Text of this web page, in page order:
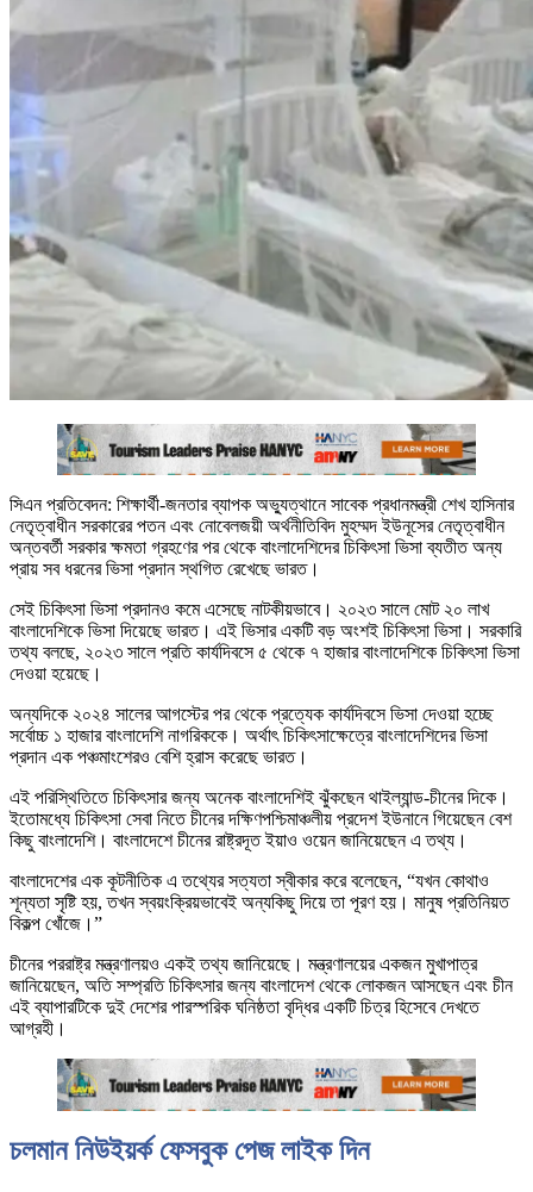
সিএন প্রতিবেদন: শিক্ষার্থী-জনতার ব্যাপক অভ্যুত্থানে সাবেক প্রধানমন্ত্রী শেখ হাসিনার
নেতৃত্বাধীন সরকারের পতন এবং নোবেলজয়ী অর্থনীতিবিদ মুহম্মদ ইউনূসের নেতৃত্বাধীন
অন্তবর্তী সরকার ক্ষমতা গ্রহণের পর থেকে বাংলাদেশিদের চিকিৎসা ভিসা ব্যতীত অন্য
প্রায় সব ধরনের ভিসা প্রদান স্থগিত রেখেছে ভারত।
সেই চিকিৎসা ভিসা প্রদানও কমে এসেছে নাটকীয়ভাবে। ২০২৩ সালে মোট ২০ লাখ
বাংলাদেশিকে ভিসা দিয়েছে ভারত। এই ভিসার একটি বড় অংশই চিকিৎসা ভিসা। সরকারি
তথ্য বলছে, ২০২৩ সালে প্রতি কার্যদিবসে ৫ থেকে ৭ হাজার বাংলাদেশিকে চিকিৎসা ভিসা
দেওয়া হয়েছে।
অন্যদিকে ২০২৪ সালের আগস্টের পর থেকে প্রত্যেক কার্যদিবসে ভিসা দেওয়া হচ্ছে
সর্বোচ্চ ১ হাজার বাংলাদেশি নাগরিককে। অর্থাৎ চিকিৎসাক্ষেত্রে বাংলাদেশিদের ভিসা
প্রদান এক পঞ্চমাংশেরও বেশি হ্রাস করেছে ভারত।
এই পরিস্থিতিতে চিকিৎসার জন্য অনেক বাংলাদেশিই ঝুঁকছেন থাইল্যান্ড-চীনের দিকে।
ইতোমধ্যে চিকিৎসা সেবা নিতে চীনের দক্ষিণপশ্চিমাঞ্চলীয় প্রদেশ ইউনানে গিয়েছেন বেশ
কিছু বাংলাদেশি। বাংলাদেশে চীনের রাষ্ট্রদূত ইয়াও ওয়েন জানিয়েছেন এ তথ্য।
বাংলাদেশের এক কূটনীতিক এ তথ্যের সত্যতা স্বীকার করে বলেছেন, “যখন কোথাও
শূন্যতা সৃষ্টি হয়, তখন স্বয়ংক্রিয়ভাবেই অন্যকিছু দিয়ে তা পূরণ হয়। মানুষ প্রতিনিয়ত
বিকল্প খোঁজে।”
চীনের পররাষ্ট্র মন্ত্রণালয়ও একই তথ্য জানিয়েছে। মন্ত্রণালয়ের একজন মুখাপাত্র
জানিয়েছেন, অতি সম্প্রতি চিকিৎসার জন্য বাংলাদেশ থেকে লোকজন আসছেন এবং চীন
এই ব্যাপারটিকে দুই দেশের পারস্পরিক ঘনিষ্ঠতা বৃদ্ধির একটি চিত্র হিসেবে দেখতে
আগ্রহী।
চলমান নিউইয়র্ক ফেসবুক পেজ লাইক দিন